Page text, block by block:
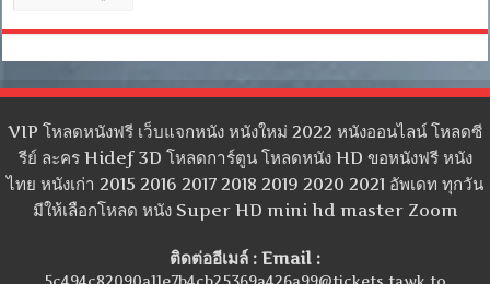
หมู่
VIP โหลดหนังฟรี เว็บแจกหนัง หนังใหม่ 2022 หนังออนไลน์ โหลดซี
รีย์ ละคร Hidef 3D โหลดการ์ตูน โหลดหนัง HD ขอหนังฟรี หนัง
ไทย หนังเก่า 2015 2016 2017 2018 2019 2020 2021 อัพเดท ทุกวัน
มีให้เลือกโหลด หนัง Super HD mini hd master Zoom
ติดต่ออีเมล์ : Email :
5c494c82090a11e7b4cb25369a426a99@tickets.tawk.to